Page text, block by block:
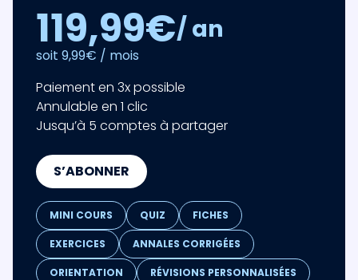
119,99€/ an
soit 9,99€ / mois
Paiement en 3x possible
Annulable en 1 clic
Jusqu’à 5 comptes à partager
S’ABONNER
MINI COURS QUIZ FICHES
EXERCICES ANNALES CORRIGÉES
ORIENTATION RÉVISIONS PERSONNALISÉES